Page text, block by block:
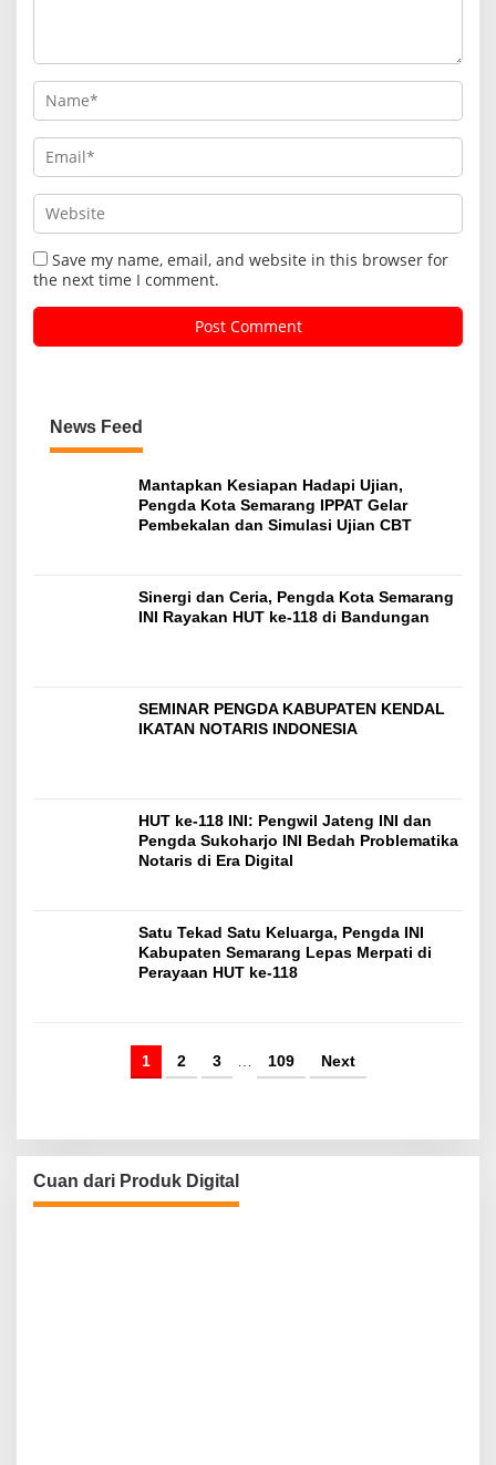
Save my name, email, and website in this browser for
the next time I comment.
News Feed
Mantapkan Kesiapan Hadapi Ujian,
Pengda Kota Semarang IPPAT Gelar
Pembekalan dan Simulasi Ujian CBT
Sinergi dan Ceria, Pengda Kota Semarang
INI Rayakan HUT ke-118 di Bandungan
SEMINAR PENGDA KABUPATEN KENDAL
IKATAN NOTARIS INDONESIA
HUT ke-118 INI: Pengwil Jateng INI dan
Pengda Sukoharjo INI Bedah Problematika
Notaris di Era Digital
Satu Tekad Satu Keluarga, Pengda INI
Kabupaten Semarang Lepas Merpati di
Perayaan HUT ke-118
1 2 3 … 109 Next
Cuan dari Produk Digital